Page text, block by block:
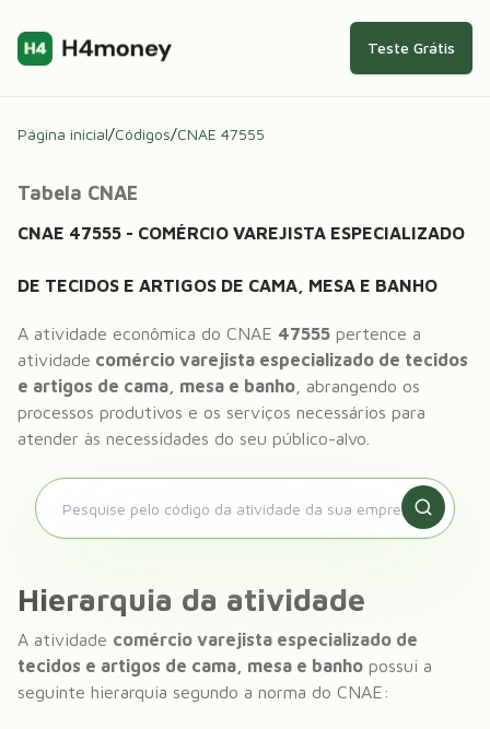
Teste Grátis
Página inicial/Códigos/CNAE 47555
Tabela CNAE
CNAE 47555 - COMÉRCIO VAREJISTA ESPECIALIZADO
DE TECIDOS E ARTIGOS DE CAMA, MESA E BANHO
A atividade econômica do CNAE 47555 pertence a
atividade comércio varejista especializado de tecidos
e artigos de cama, mesa e banho , abrangendo os
processos produtivos e os serviços necessários para
atender às necessidades do seu público-alvo.
Hierarquia da atividade
A atividade comércio varejista especializado de
tecidos e artigos de cama, mesa e banho possui a
seguinte hierarquia segundo a norma do CNAE: